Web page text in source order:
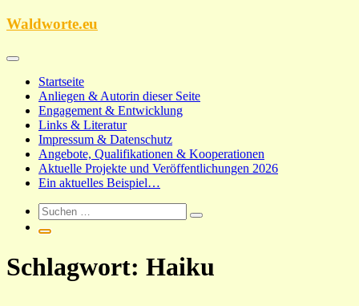
Zum
Waldworte.eu
Startseite
Anliegen & Autorin dieser Seite
Engagement & Entwicklung
Links & Literatur
Impressum & Datenschutz
Angebote, Qualifikationen & Kooperationen
Aktuelle Projekte und Veröffentlichungen 2026
Ein aktuelles Beispiel…
Schlagwort: Haiku